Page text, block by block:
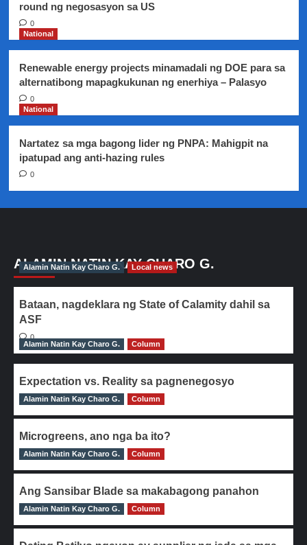
round ng negosasyon sa US
0
National
Renewable energy projects minamadali ng DOE para sa
alternatibong mapagkukunan ng enerhiya – Palasyo
0
National
Nartatez sa mga bagong lider ng PNPA: Mahigpit na
ipatupad ang anti-hazing rules
0
ALAMIN NATIN KAY CHARO G.
Alamin Natin Kay Charo G. Local news
Bataan, nagdeklara ng State of Calamity dahil sa
ASF
0
Alamin Natin Kay Charo G.
Column
Expectation vs. Reality sa pagnenegosyo
0
Alamin Natin Kay Charo G. Column
Microgreens, ano nga ba ito?
0
Alamin Natin Kay Charo G. Column
Ang Sansibar Blade sa makabagong panahon
0
Alamin Natin Kay Charo G. Column